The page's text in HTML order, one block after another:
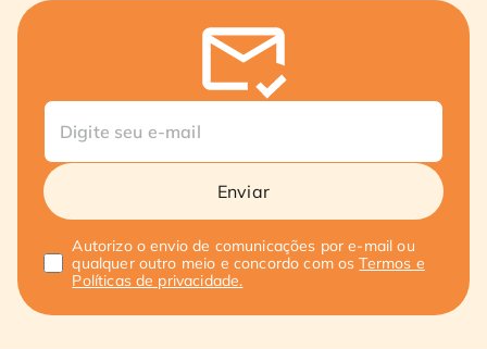
Enviar
Autorizo o envio de comunicações por e-mail ou
qualquer outro meio e concordo com osTermos e
Políticas de privacidade.